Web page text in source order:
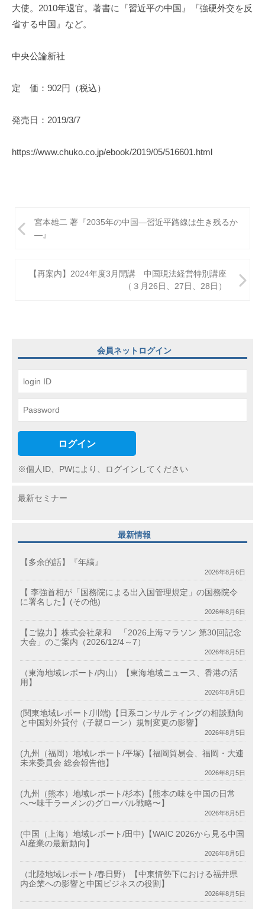
大使。2010年退官。著書に『習近平の中国』『強硬外交を反
省する中国』など。
中央公論新社
定 価：902円（税込）
発売日：2019/3/7
https://www.chuko.co.jp/ebook/2019/05/516601.html
稿
ョ
ン
宮本雄二 著『2035年の中国―習近平路線は生き残るか
―』
【再案内】2024年度3月開講 中国現法経営特別講座
（３月26日、27日、28日）
会員ネットログイン
ログイン
※個人ID、PWにより、ログインしてください
最新セミナー
最新情報
【多余的話】『年縞』
2026年8月6日
【 李強首相が「国務院による出入国管理規定」の国務院令
に署名した】(その他)
2026年8月6日
【ご協力】株式会社衆和 「2026上海マラソン 第30回記念
大会」のご案内（2026/12/4～7）
2026年8月5日
（東海地域レポート/内山）【東海地域ニュース、香港の活
用】
2026年8月5日
(関東地域レポート/川端)【日系コンサルティングの相談動向
と中国対外貸付（子親ローン）規制変更の影響】
2026年8月5日
(九州（福岡）地域レポート/平塚)【福岡貿易会、福岡・大連
未来委員会 総会報告他】
2026年8月5日
(九州（熊本）地域レポート/杉本)【熊本の味を中国の日常
へ〜味千ラーメンのグローバル戦略〜】
2026年8月5日
(中国（上海）地域レポート/田中)【WAIC 2026から見る中国
AI産業の最新動向】
2026年8月5日
（北陸地域レポート/春日野）【中東情勢下における福井県
内企業への影響と中国ビジネスの役割】
2026年8月5日